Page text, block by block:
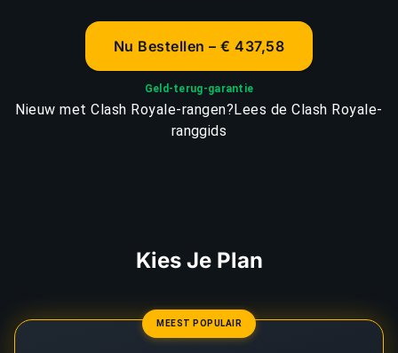
Nu Bestellen – € 437,58
Geld-terug-garantie
Nieuw met Clash Royale-rangen?Lees de Clash Royale-
ranggids
Kies Je Plan
MEEST POPULAIR